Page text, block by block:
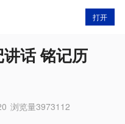
打开
话 铭记历
浏览量3973112